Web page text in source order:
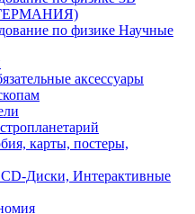
по физике Научные
аксессуары
карты, постеры,
Диски, Интерактивные